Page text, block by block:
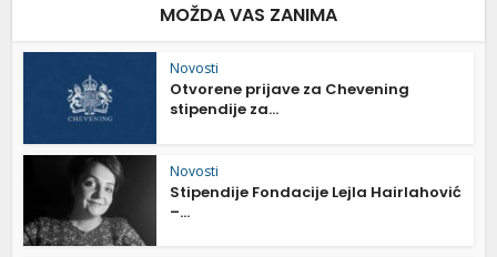
MOŽDA VAS ZANIMA
Novosti
Otvorene prijave za Chevening
stipendije za...
Novosti
Stipendije Fondacije Lejla Hairlahović
–...